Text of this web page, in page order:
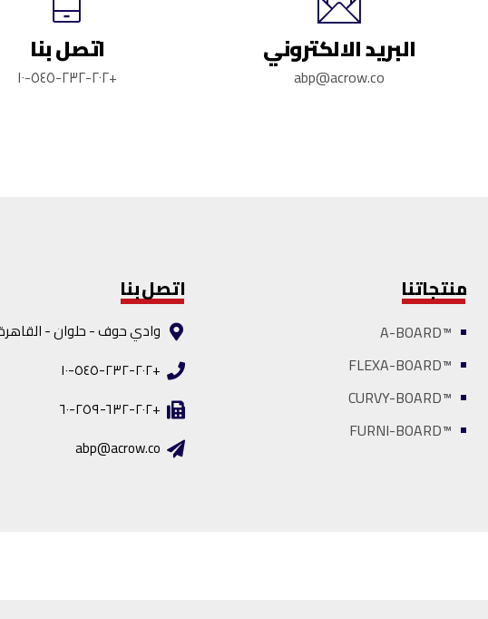
البريد الالكتروني
abp@acrow.co
اتصل بنا
+٢٠٢-٢٣٢-٥٤٥-١٠
منتجاتنا
™A-BOARD
™FLEXA-BOARD
™CURVY-BOARD
™FURNI-BOARD
اتصل بنا
وادي حوف - حلوان -
+٢٠٢-٢٣٢-٥٤٥-١٠
+٢٠٢-٦٣٢-٢٥٩-٦٠
abp@acrow.co